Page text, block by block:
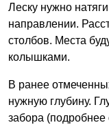
Леску нужно
направлении.
столбов. Места
колышками.
В ранее
нужную глубину.
забора (подробнее